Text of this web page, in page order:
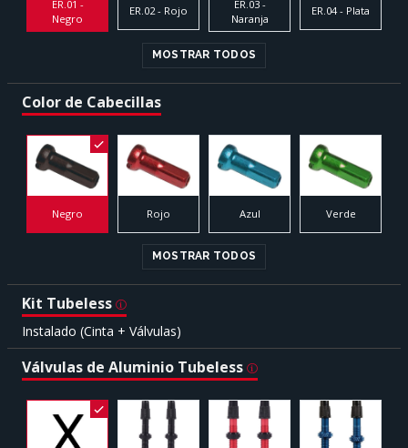
ER.01 -
Negro
ER.02 - Rojo
ER.03 -
Naranja
ER.04 - Plata
MOSTRAR TODOS
Color de Cabecillas
Negro Rojo Azul Verde
MOSTRAR TODOS
Kit Tubeless
Instalado (Cinta + Válvulas)
Válvulas de Aluminio Tubeless